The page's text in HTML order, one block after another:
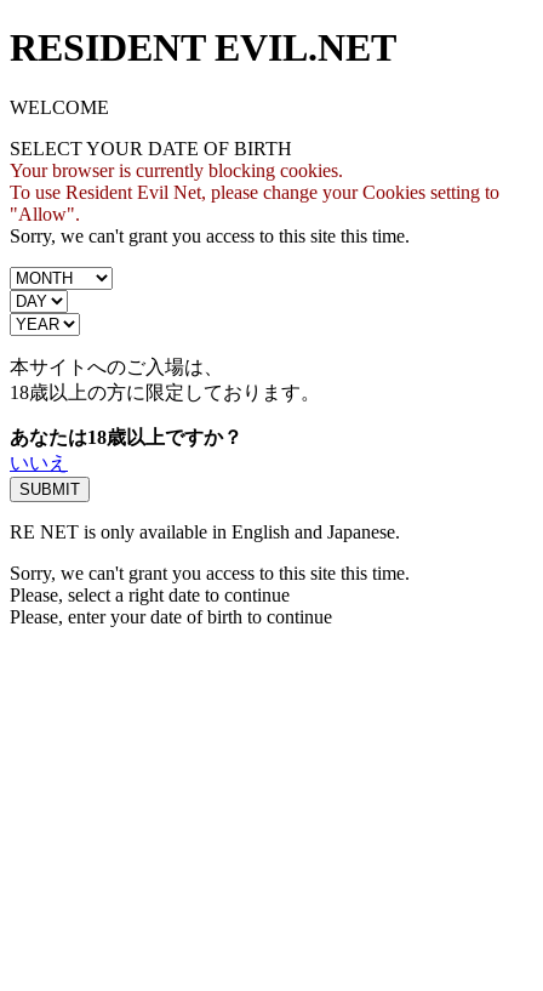
RESIDENT EVIL.NET
WELCOME
SELECT YOUR DATE OF BIRTH
Your browser is currently blocking cookies.
To use Resident Evil Net, please change your Cookies setting to
"Allow".
Sorry, we can't grant you access to this site this time.
本サイトへのご入場は、
18歳以上の方に限定しております。
あなたは18歳以上ですか？
いいえ
RE NET is only available in English and Japanese.
Sorry, we can't grant you access to this site this time.
Please, select a right date to continue
Please, enter your date of birth to continue